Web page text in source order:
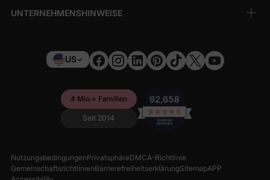
UNTERNEHMENSHINWEISE
US
4 Mio.+ Familien
Seit 2014
NutzungsbedingungenPrivatsphäreDMCA-Richtlinie
GemeinschaftsrichtlinienBarrierefreiheitserklärungSitemapAPP